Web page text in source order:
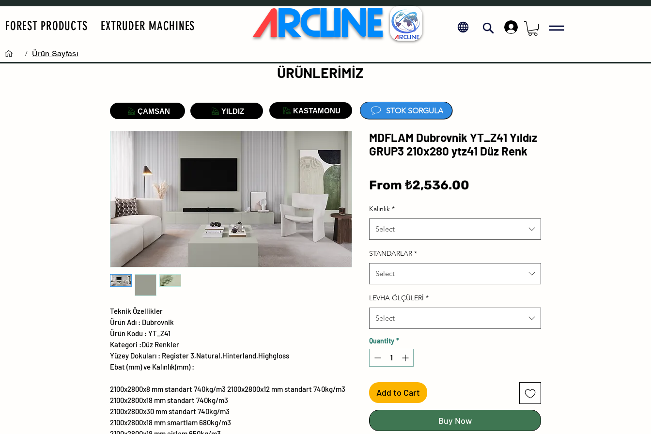
FOREST PRODUCTS EXTRUDER MACHINES ARCLINE .
/ Ürün Sayfası
Teknik Özellikler
Ürün Adı : Dubrovnik
Ürün Kodu : YT_Z41
Kategori :Düz Renkler
Yüzey Dokuları : Register 3,Natural,Hinterland,Highgloss
Ebat (mm) ve Kalınlık(mm) :
2100x2800x8 mm standart 740kg/m3 2100x2800x12 mm standart 740kg/m3
2100x2800x18 mm standart 740kg/m3
2100x2800x30 mm standart 740kg/m3
2100x2800x18 mm smartlam 680kg/m3
MDFLAM Dubrovnik YT_Z41 Yıldız
GRUP3 210x280 ytz41 Düz Renk
From ₺2,536.00
Kalınlık *
Select
STANDARLAR *
Select
LEVHA ÖLÇÜLERİ *
Select
Quantity *
Add to Cart
Buy Now
ÇAMSAN YILDIZ KASTAMONU
ÜRÜNLERİMİZ
STOK SORGULA